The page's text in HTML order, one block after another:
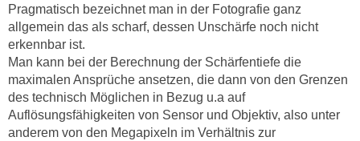
Pragmatisch bezeichnet man in der Fotografie ganz
allgemein das als scharf, dessen Unschärfe noch nicht
erkennbar ist.
Man kann bei der Berechnung der Schärfentiefe die
maximalen Ansprüche ansetzen, die dann von den Grenzen
des technisch Möglichen in Bezug u.a auf
Auflösungsfähigkeiten von Sensor und Objektiv, also unter
anderem von den Megapixeln im Verhältnis zur